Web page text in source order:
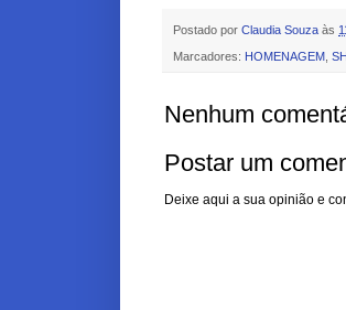
Postado por Claudia Souza às
Marcadores: HOMENAGEM,
Nenhum
Postar um
Deixe aqui a sua opinião e